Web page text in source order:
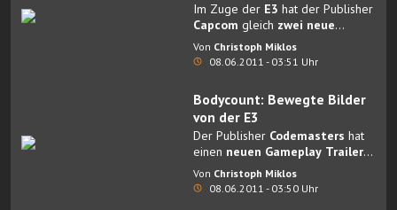
Im Zuge der E3 hat der Publisher
Capcom gleich zwei neue
Trailer zu
Dragon's Dogma
veröffentlicht.
Von Christoph Miklos
08.06.2011 - 03:51 Uhr
Bodycount: Bewegte Bilder
von der E3
Der Publisher Codemasters hat
einen neuen Gameplay Trailer
zum Ego-Shooter
veröffentlicht.
Von Christoph Miklos
08.06.2011 - 03:50 Uhr